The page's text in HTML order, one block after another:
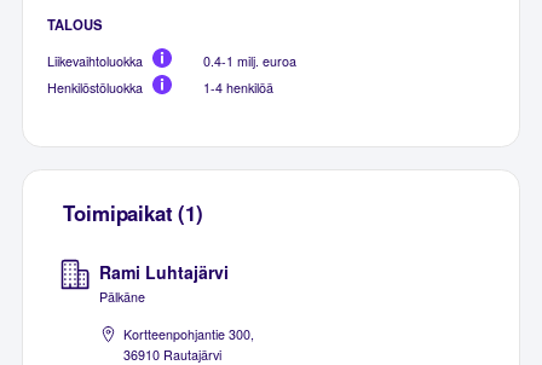
TALOUS
Liikevaihtoluokka
0.4-1 milj. euroa
Henkilöstöluokka
1-4 henkilöä
Toimipaikat (1)
Rami Luhtajärvi
Pälkäne
Kortteenpohjantie 300,
36910 Rautajärvi